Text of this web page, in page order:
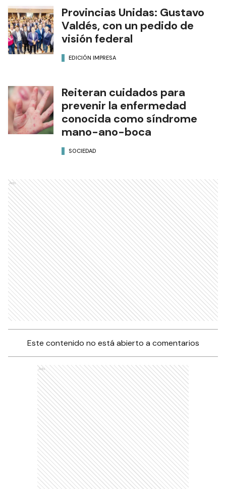
Provincias Unidas: Gustavo
Valdés, con un pedido de
visión federal
EDICIÓN IMPRESA
Reiteran cuidados para
prevenir la enfermedad
conocida como síndrome
mano-ano-boca
SOCIEDAD
Ads
Este contenido no está abierto a comentarios
Ads